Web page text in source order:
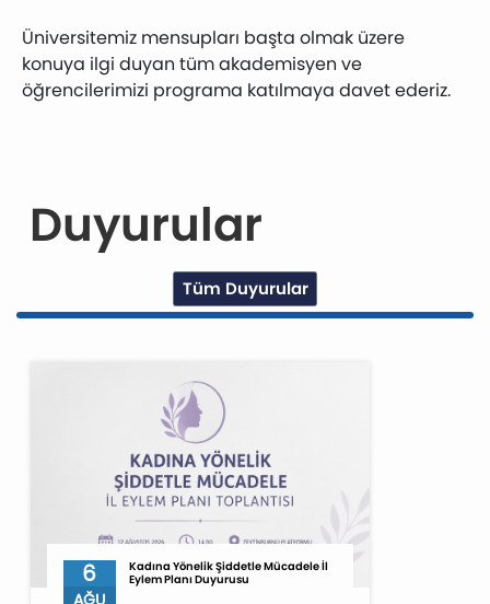
Üniversitemiz mensupları başta olmak üzere
konuya ilgi duyan tüm akademisyen ve
öğrencilerimizi programa katılmaya davet ederiz.
Duyurular
Tüm Duyurular
6
Kadına Yönelik Şiddetle Mücadele İl
Eylem Planı Duyurusu